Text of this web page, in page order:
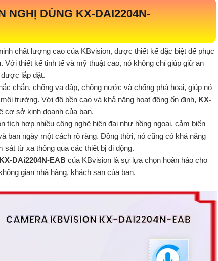
NGHỊ DÙNG KX-DAI2204N-
chất lượng cao của KBvision, được thiết kế đặc biệt để phục
Với thiết kế tinh tế và mỹ thuật cao, nó không chỉ giúp giữ an
lắp đặt.
chắn, chống va đập, chống nước và chống phá hoại, giúp nó
trường. Với độ bền cao và khả năng hoạt động ổn định, KX-
cơ sở kinh doanh của bạn.
tích hợp nhiều công nghệ hiện đại như hồng ngoại, cảm biến
ban ngày một cách rõ ràng. Đồng thời, nó cũng có khả năng
sát từ xa thông qua các thiết bị di động.
KX-DAi2204N-EAB của KBvision là sự lựa chọn hoàn hảo cho
gian nhà hàng, khách sạn của bạn.